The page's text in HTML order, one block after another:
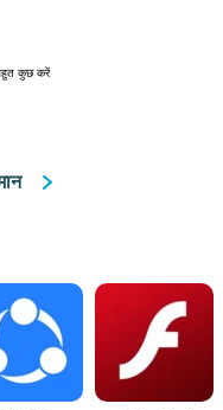
कुछ करें